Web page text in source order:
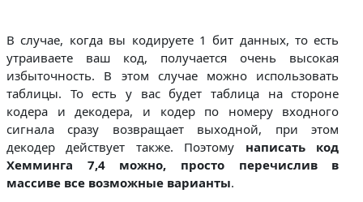
В случае, когда вы кодируете 1 бит данных, то есть
утраиваете ваш код, получается очень высокая
избыточность. В этом случае можно использовать
таблицы. То есть у вас будет таблица на стороне
кодера и декодера, и кодер по номеру входного
сигнала сразу возвращает выходной, при этом
декодер действует также. Поэтому написать код
Хемминга 7,4 можно, просто перечислив в
массиве все возможные варианты.